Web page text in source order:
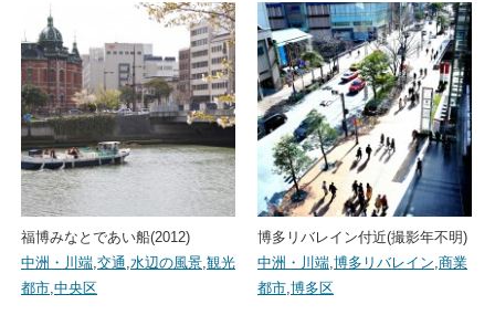
福博みなとであい船(2012)
中洲・川端,交通,水辺の風景,観光
都市,中央区
博多リバレイン付近(撮影年不明)
中洲・川端,博多リバレイン,商業
都市,博多区